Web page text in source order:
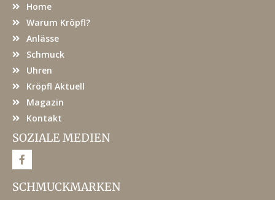
Home
Warum Kröpfl?
Anlässe
Schmuck
Uhren
Kröpfl Aktuell
Magazin
Kontakt
SOZIALE MEDIEN
F
a
e
b
SCHMUCKMARKEN